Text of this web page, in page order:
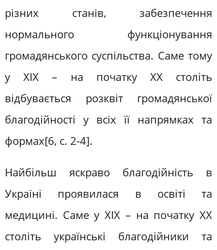
різних станів, забезпечення
нормального функціонування
громадянського суспільства. Саме тому
у XIX – на початку ХХ століть
відбувається розквіт громадянської
благодійності у всіх її напрямках та
формах[6, c. 2-4].
Найбільш яскраво благодійність в
Україні проявилася в освіті та
медицині. Саме у XIX – на початку ХХ
століть українські благодійники та